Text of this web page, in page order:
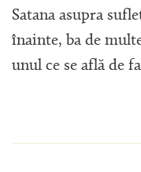
Satana asupra
înainte, ba de
unul ce se află de